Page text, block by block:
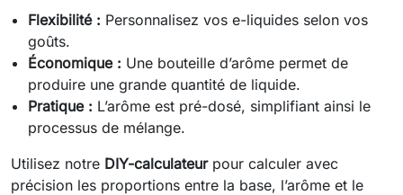
Flexibilité : Personnalisez vos e-liquides selon vos
goûts.
Économique : Une bouteille d’arôme permet de
produire une grande quantité de liquide.
Pratique : L’arôme est pré-dosé, simplifiant ainsi le
processus de mélange.
Utilisez notre DIY-calculateurpour calculer avec
précision les proportions entre la base, l’arôme et le